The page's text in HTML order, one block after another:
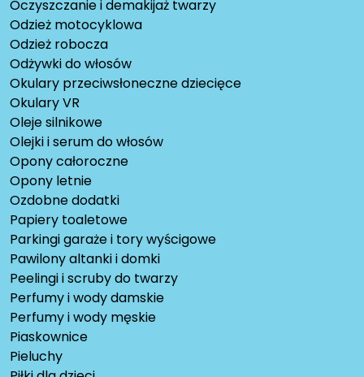
Oczyszczanie i demakijaż twarzy
Odzież motocyklowa
Odzież robocza
Odżywki do włosów
Okulary przeciwsłoneczne dziecięce
Okulary VR
Oleje silnikowe
Olejki i serum do włosów
Opony całoroczne
Opony letnie
Ozdobne dodatki
Papiery toaletowe
Parkingi garaże i tory wyścigowe
Pawilony altanki i domki
Peelingi i scruby do twarzy
Perfumy i wody damskie
Perfumy i wody męskie
Piaskownice
Pieluchy